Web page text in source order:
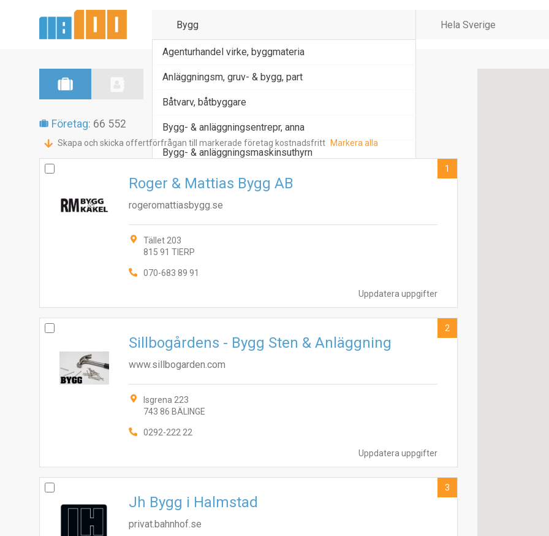
Agenturhandel virke, byggmateria
Anläggningsm, gruv- & bygg, part
Båtvarv, båtbyggare
Bygg- & anläggningsentrepr, anna
Bygg- & anläggningsmaskinsuthyrn
Företag: 66 552
Skapa och skicka offertförfrågan till markerade företag kostnadsfritt Markera alla
Uppdatera uppgifter
Roger & Mattias Bygg AB
rogeromattiasbygg.se
Tället 203
815 91 TIERP
070-683 89 91
1
Uppdatera uppgifter
Sillbogårdens - Bygg Sten & Anläggning
www.sillbogarden.com
Isgrena 223
743 86 BÄLINGE
0292-222 22
2
Jh Bygg i Halmstad
privat.bahnhof.se
3